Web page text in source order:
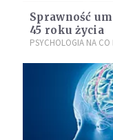
Sprawność
45 roku życia
PSYCHOLOGIA NA CO